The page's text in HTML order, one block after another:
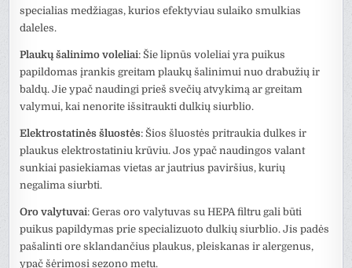
specialias medžiagas, kurios efektyviau sulaiko smulkias
daleles.
Plaukų šalinimo voleliai: Šie lipnūs voleliai yra puikus
papildomas įrankis greitam plaukų šalinimui nuo drabužių ir
baldų. Jie ypač naudingi prieš svečių atvykimą ar greitam
valymui, kai nenorite išsitraukti dulkių siurblio.
Elektrostatinės šluostės: Šios šluostės pritraukia dulkes ir
plaukus elektrostatiniu krūviu. Jos ypač naudingos valant
sunkiai pasiekiamas vietas ar jautrius paviršius, kurių
negalima siurbti.
Oro valytuvai: Geras oro valytuvas su HEPA filtru gali būti
puikus papildymas prie specializuoto dulkių siurblio. Jis padės
pašalinti ore sklandančius plaukus, pleiskanas ir alergenus,
ypač šėrimosi sezono metu.